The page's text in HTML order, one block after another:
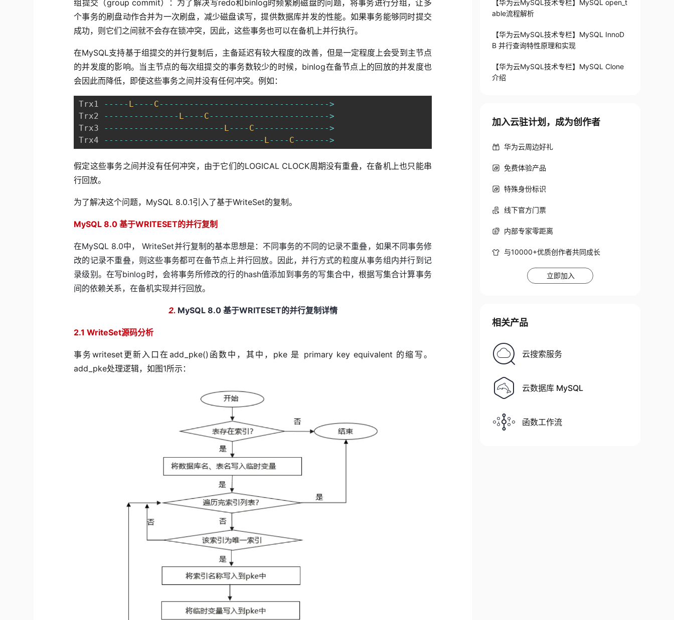
组提交（group commit）：为了解决写redo和binlog时频繁刷磁盘的问题，将事务进行分组，让多
个事务的刷盘动作合并为一次刷盘，减少磁盘读写，提供数据库并发的性能。如果事务能够同时提交
成功，则它们之间就不会存在锁冲突，因此，这些事务也可以在备机上并行执行。
在MySQL支持基于组提交的并行复制后，主备延迟有较大程度的改善，但是一定程度上会受到主节点
的并发度的影响。当主节点的每次组提交的事务数较少的时候，binlog在备节点上的回放的并发度也
会因此而降低，即使这些事务之间并没有任何冲突。例如：
Trx1 -- -- - L-- -- C-- -- -- -- -- -- -- -- -- -- -- -- -- -- -- -- -->
Trx2 -- -- -- -- -- -- -- - L-- -- C-- -- -- -- -- -- -- -- -- -- -- -->
Trx3 -- -- -- -- -- -- -- -- -- -- -- -- L-- -- C-- -- -- -- -- -- -- ->
Trx4 -- -- -- -- -- -- -- -- -- -- -- -- -- -- -- -- L-- -- C-- -- -- ->
假定这些事务之间并没有任何冲突，由于它们的LOGICAL CLOCK周期没有重叠，在备机上也只能串
行回放。
为了解决这个问题，MySQL 8.0.1引入了基于WriteSet的复制。
MySQL 8.0基于WRITESET的并行复制
在MySQL 8.0中，WriteSet并行复制的基本思想是：不同事务的不同的记录不重叠，如果不同事务修
改的记录不重叠，则这些事务都可在备节点上并行回放。因此，并行方式的粒度从事务组内并行到记
录级别。在写binlog时，会将事务所修改的行的hash值添加到事务的写集合中，根据写集合计算事务
间的依赖关系，在备机实现并行回放。
2. MySQL 8.0 基于WRITESET的并行复制详情
2.1 WriteSet源码分析
事务writeset更新入口在add_pke()函数中，其中，pke 是 primary key equivalent 的缩写。
add_pke处理逻辑，如图1所示：
【华为云MySQL技术专栏】MySQL open_t
able流程解析
【华为云MySQL技术专栏】MySQL InnoD
B 并行查询特性原理和实现
【华为云MySQL技术专栏】MySQL Clone
介绍
加入云驻计划，成为创作者
华为云周边好礼
免费体验产品
特殊身份标识
线下官方门票
内部专家零距离
与10000+优质创作者共同成长
立即加入
相关产品
云搜索服务
云数据库 MySQL
函数工作流